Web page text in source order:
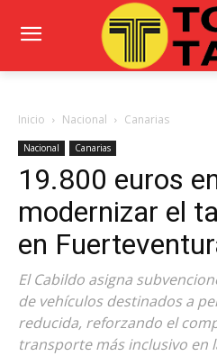
Inicio Nacional Canarias
Nacional Canarias
19.800 euros
modernizar el
en
El Cabildo asigna
de vehículos destinados a
reducida, reforzando el
transporte más inclusivo en